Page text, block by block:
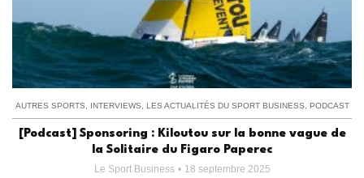
AUTRES SPORTS INTERVIEWS LES ACTUALITÉS DU SPORT BUSINESS PODCAST
[Podcast] Sponsoring : Kiloutou sur la bonne vague de
la Solitaire du Figaro Paperec
Le Sport Business 18 septembre 2025